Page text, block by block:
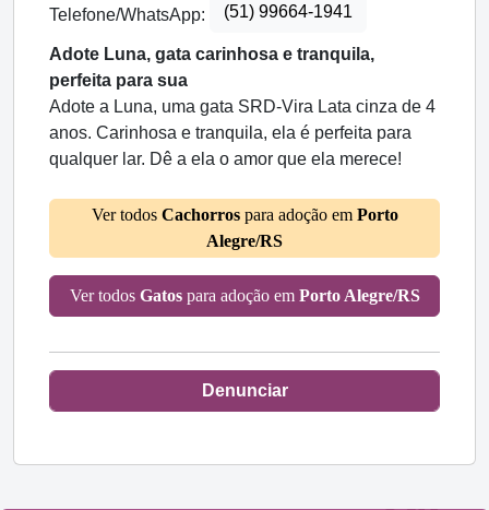
Telefone/WhatsApp: (51) 99664-1941
Adote Luna, gata carinhosa e tranquila,
perfeita para sua
Adote a Luna, uma gata SRD-Vira Lata cinza de 4
anos. Carinhosa e tranquila, ela é perfeita para
qualquer lar. Dê a ela o amor que ela merece!
Ver todos Cachorrospara adoção em Porto
Alegre/RS
Ver todos Gatospara adoção em Porto Alegre/RS
Denunciar